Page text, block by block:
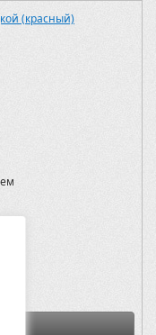
(красный)